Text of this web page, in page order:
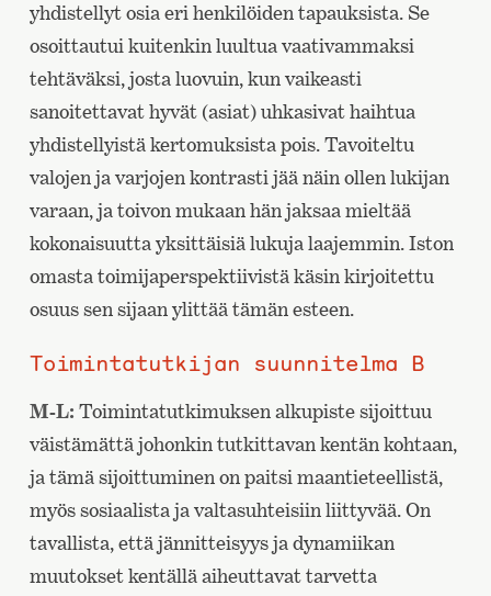
yhdistellyt osia eri henkilöiden tapauksista. Se
osoittautui kuitenkin luultua vaativammaksi
tehtäväksi, josta luovuin, kun vaikeasti
sanoitettavat hyvät (asiat) uhkasivat haihtua
yhdistellyistä kertomuksista pois. Tavoiteltu
valojen ja varjojen kontrasti jää näin ollen lukijan
varaan, ja toivon mukaan hän jaksaa mieltää
kokonaisuutta yksittäisiä lukuja laajemmin. Iston
omasta toimijaperspektiivistä käsin kirjoitettu
osuus sen sijaan ylittää tämän esteen.
Toimintatutkijan suunnitelma B
M-L: Toimintatutkimuksen alkupiste sijoittuu
väistämättä johonkin tutkittavan kentän kohtaan,
ja tämä sijoittuminen on paitsi maantieteellistä,
myös sosiaalista ja valtasuhteisiin liittyvää. On
tavallista, että jännitteisyys ja dynamiikan
muutokset kentällä aiheuttavat tarvetta